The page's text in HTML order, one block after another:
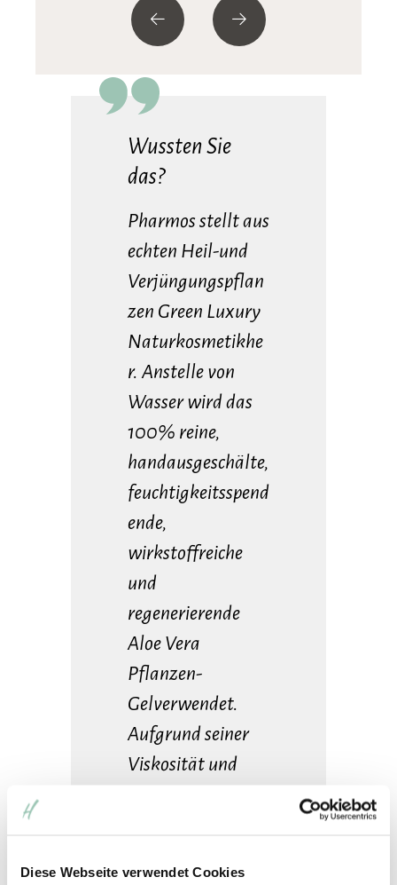
Diese Webseite verwendet Cookies
Wussten Sie
das?
Pharmos stellt aus
echten Heil-und
Verjüngungspflan
zen Green Luxury
Naturkosmetikhe
r. Anstelle von
Wasser wird das
100% reine,
handausgeschälte,
feuchtigkeitsspend
ende,
wirkstoffreiche
und
regenerierende
Aloe Vera
Pflanzen-
Gelverwendet.
Aufgrund seiner
Viskosität und